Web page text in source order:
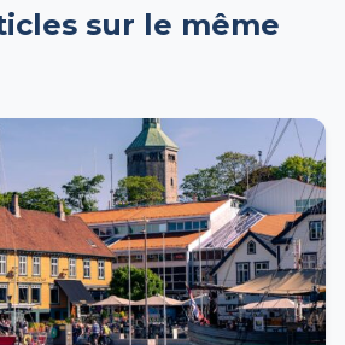
sur le même